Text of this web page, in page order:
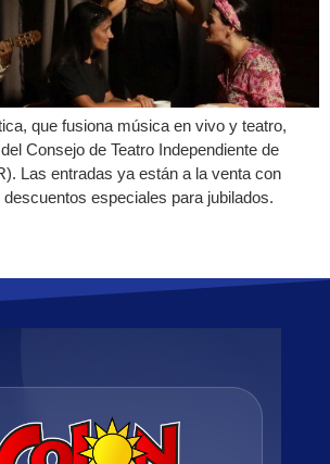
que fusiona música en vivo y teatro,
Consejo de Teatro Independiente de
Las entradas ya están a la venta con
especiales para jubilados.